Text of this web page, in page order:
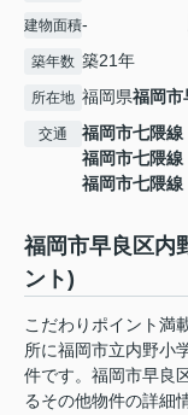
建物面積-
築年数 築21年
所在地 福岡県福岡市
交通 福岡市七隈線
福岡市七隈線
福岡市七隈線
福岡市早良区内
ント)
こだわりポイント満
所に福岡市立内野小
件です。福岡市早良
るその他物件の詳細